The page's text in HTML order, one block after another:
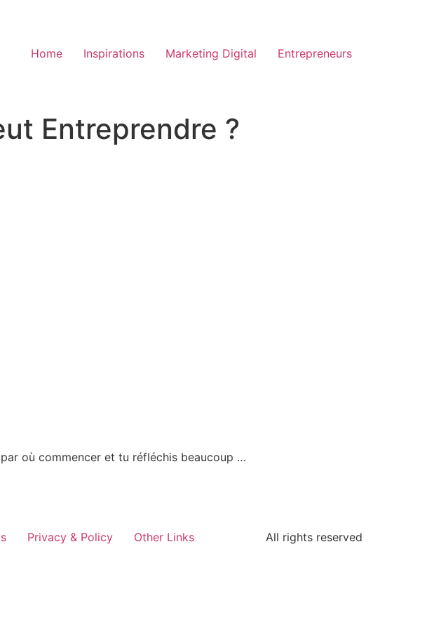
Home Inspirations Marketing Digital Entrepreneurs
Entreprendre ?
où commencer et tu réfléchis beaucoup …
Privacy & Policy Other Links All rights reserved